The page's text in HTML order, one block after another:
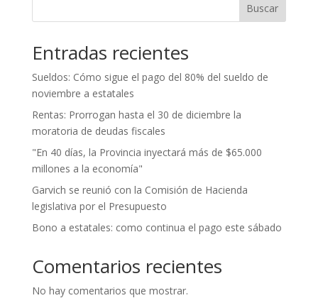
Buscar
Entradas recientes
Sueldos: Cómo sigue el pago del 80% del sueldo de
noviembre a estatales
Rentas: Prorrogan hasta el 30 de diciembre la
moratoria de deudas fiscales
"En 40 días, la Provincia inyectará más de $65.000
millones a la economía"
Garvich se reunió con la Comisión de Hacienda
legislativa por el Presupuesto
Bono a estatales: como continua el pago este sábado
Comentarios recientes
No hay comentarios que mostrar.